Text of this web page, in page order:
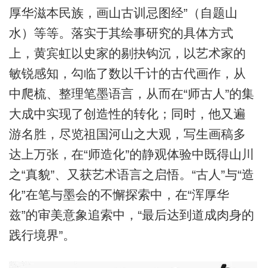
厚华滋本民族，画山古训忌图经”（自题山
水）等等。落实于其绘事研究的具体方式
上，黄宾虹以史家的剔抉钩沉，以艺术家的
敏锐感知，勾临了数以千计的古代画作，从
中爬梳、整理笔墨语言，从而在“师古人”的集
大成中实现了创造性的转化；同时，他又遍
游名胜，尽览祖国河山之大观，写生画稿多
达上万张，在“师造化”的静观体验中既得山川
之“真貌”、又获艺术语言之启悟。“古人”与“造
化”在笔与墨会的不懈探索中，在“浑厚华
兹”的审美意象追索中，“最后达到道成肉身的
践行境界”。